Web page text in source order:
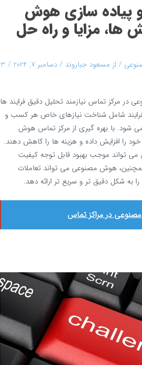
پیاده‌ سازی هوش
مزایا و راه‌ حل‌
/ از مسعود جباروند /دسامبر 7, 2024 /
3
در مرکز تماس نیازمند تحلیل دقیق فرایند ها
شامل شناخت نیازهای خاص هر کسب‌ و
شود. با بهره‌ گیری از مرکز تماس هوش
را افزایش داده و هزینه‌ ها را کاهش دهند.
تواند موجب بهبود قابل‌ توجه کیفیت
هوش مصنوعی می‌ تواند تعاملات
به شکل دقیق‌ تر و سریع‌ تر ارائه دهد.
در مراکز تماس